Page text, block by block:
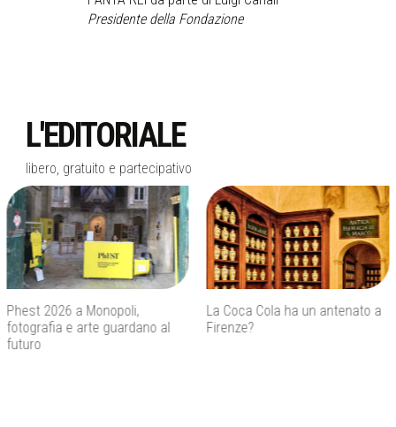
Presidente della Fondazione
L'EDITORIALE
libero, gratuito e partecipativo
La Coca Cola ha un antenato a
Firenze?
Agenti IA e sicurezza, quando
l’autonomia diventa un rischio